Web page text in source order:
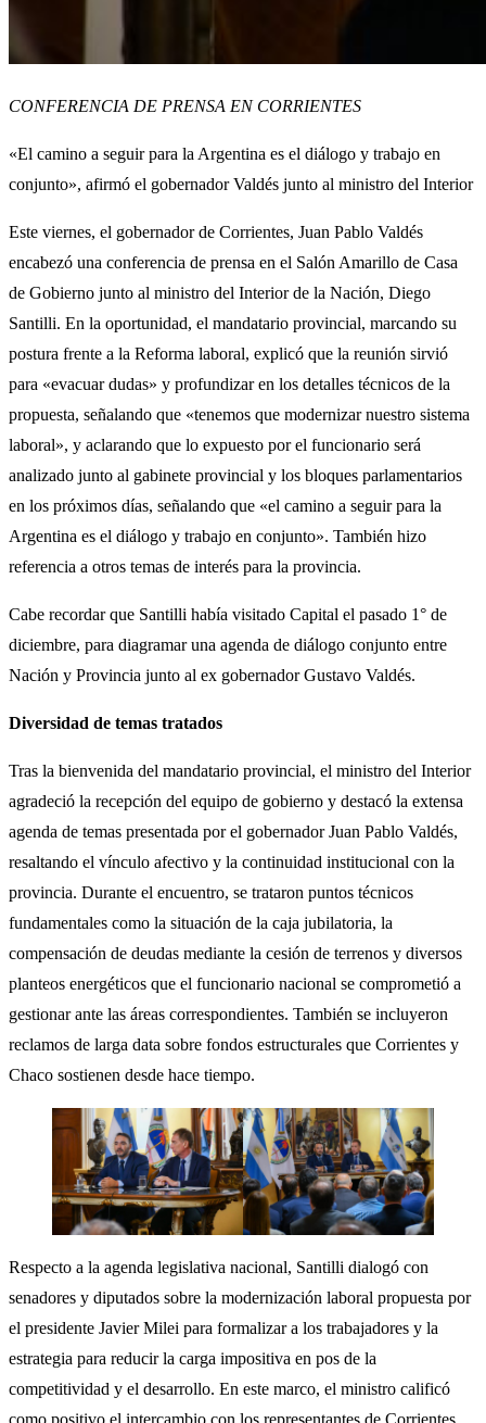
CONFERENCIA DE PRENSA EN CORRIENTES
«El camino a seguir para la Argentina es el diálogo y trabajo en
conjunto», afirmó el gobernador Valdés junto al ministro del Interior
Este viernes, el gobernador de Corrientes, Juan Pablo Valdés
encabezó una conferencia de prensa en el Salón Amarillo de Casa
de Gobierno junto al ministro del Interior de la Nación, Diego
Santilli. En la oportunidad, el mandatario provincial, marcando su
postura frente a la Reforma laboral, explicó que la reunión sirvió
para «evacuar dudas» y profundizar en los detalles técnicos de la
propuesta, señalando que «tenemos que modernizar nuestro sistema
laboral», y aclarando que lo expuesto por el funcionario será
analizado junto al gabinete provincial y los bloques parlamentarios
en los próximos días, señalando que «el camino a seguir para la
Argentina es el diálogo y trabajo en conjunto». También hizo
referencia a otros temas de interés para la provincia.
Cabe recordar que Santilli había visitado Capital el pasado 1° de
diciembre, para diagramar una agenda de diálogo conjunto entre
Nación y Provincia junto al ex gobernador Gustavo Valdés.
Diversidad de temas tratados
Tras la bienvenida del mandatario provincial, el ministro del Interior
agradeció la recepción del equipo de gobierno y destacó la extensa
agenda de temas presentada por el gobernador Juan Pablo Valdés,
resaltando el vínculo afectivo y la continuidad institucional con la
provincia. Durante el encuentro, se trataron puntos técnicos
fundamentales como la situación de la caja jubilatoria, la
compensación de deudas mediante la cesión de terrenos y diversos
planteos energéticos que el funcionario nacional se comprometió a
gestionar ante las áreas correspondientes. También se incluyeron
reclamos de larga data sobre fondos estructurales que Corrientes y
Chaco sostienen desde hace tiempo.
Respecto a la agenda legislativa nacional, Santilli dialogó con
senadores y diputados sobre la modernización laboral propuesta por
el presidente Javier Milei para formalizar a los trabajadores y la
estrategia para reducir la carga impositiva en pos de la
competitividad y el desarrollo. En este marco, el ministro calificó